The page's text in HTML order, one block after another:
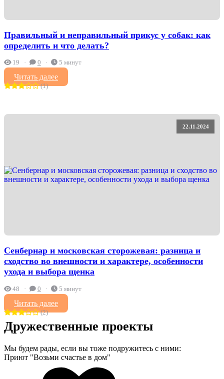
Правильный и неправильный прикус у собак: как
определить и что делать?
19 0 5 минут
Читать далее
(1)
22.11.2024
Сенбернар и московская сторожевая: разница и
сходство во внешности и характере, особенности
ухода и выбора щенка
48 0 5 минут
Читать далее
(2)
Дружественные проекты
Мы будем рады, если вы тоже подружитесь с ними:
Приют "Возьми счастье в дом"